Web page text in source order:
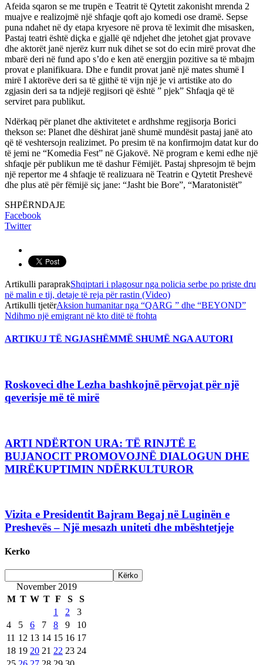
Afeida sqaron se me trupën e Teatrit të Qytetit zakonisht mrenda 2
muajve e realizojmë një shfaqje qoft ajo komedi ose dramë. Sepse
puna ndahet në dy etapa kryesore në prova të leximit dhe misasken,
Pastaj teatri është diçka e gjallë që ndjehet dhe jetohet gjat provave
dhe aktorët janë njerëz kurr nuk dihet se sot do ecin mirë provat dhe
mbarë deri në fund apo s’do e ken atë energjin pozitive sa të mbajm
provat e planifikuara. Dhe e fundit provat janë një mates shumë I
mirë I aktorëve deri sa të gjithë të vijn një je vi artistike ato do
zgjasin deri sa ta ndjejë regjisori që është ” pjek” Shfaqja që të
serviret para publikut.
Ndërkaq për planet dhe aktivitetet e ardhshme regjisorja Borici
thekson se: Planet dhe dëshirat janë shumë mundësit pastaj janë ato
që të veshtersojn realizimet. Po presim të na konfirmojm datat kur do
të jemi ne “Komedia Fest” në Gjakovë. Në program e kemi edhe një
shfaqje për publikun me të dashur Fëmijët. Pastaj shpresojm të bejm
një repertor me 4 shfaqje të realizuara në Teatrin e Qytetit Preshevë
dhe plus atë për fëmijë siç jane: “Jasht bie Bore”, “Maratonistët”
SHPËRNDAJE
Facebook
Twitter
Artikulli paraprakShqiptari i plagosur nga policia serbe po priste dru
në malin e tij, detaje të reja për rastin (Video)
Artikulli tjetërAksion humanitar nga “QARG ” dhe “BEYOND”
Ndihmo një emigrant në kto ditë të ftohta
ARTIKUJ TË NGJASHËMMË SHUMË NGA AUTORI
Roskoveci dhe Lezha bashkojnë përvojat për një
qeverisje më të mirë
ARTI NDËRTON URA: TË RINJTË E
BUJANOCIT PROMOVOJNË DIALOGUN DHE
MIRËKUPTIMIN NDËRKULTUROR
Vizita e Presidentit Bajram Begaj në Luginën e
Preshevës – Një mesazh uniteti dhe mbështetjeje
Kerko
November 2019
M T W T F S
S
1
2
3
4
5 6 7 8 9
10
11 12 13 14 15 16 17
18 19 20 21 22 23 24